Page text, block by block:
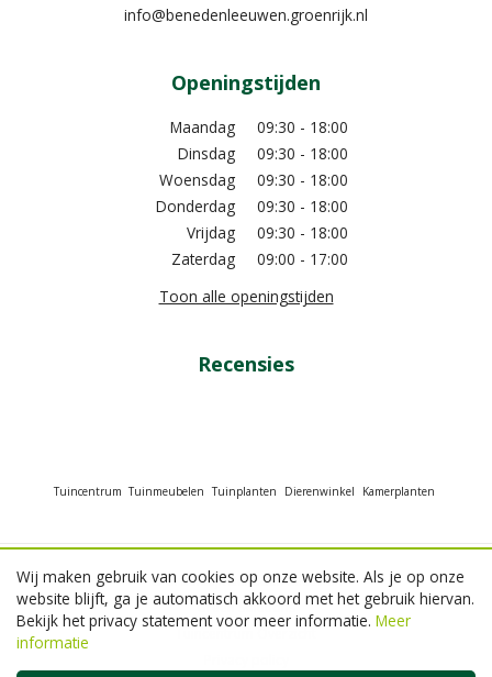
info@benedenleeuwen.groenrijk.nl
Openingstijden
Maandag
09:30 - 18:00
Dinsdag
09:30 - 18:00
Woensdag
09:30 - 18:00
Donderdag
09:30 - 18:00
Vrijdag
09:30 - 18:00
Zaterdag
09:00 - 17:00
Toon alle openingstijden
Recensies
Tuincentrum Tuinmeubelen Tuinplanten Dierenwinkel Kamerplanten
© GroenRijk Beneden Leeuwen
Green Solutions
Wij maken gebruik van cookies op onze website. Als je op onze
website blijft, ga je automatisch akkoord met het gebruik hiervan.
Bekijk het privacy statement voor meer informatie. Meer
informatie